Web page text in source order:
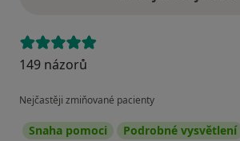
149 názorů
Nejčastěji zmiňované pacienty
Snaha pomoci
Podrobné vysvětlení